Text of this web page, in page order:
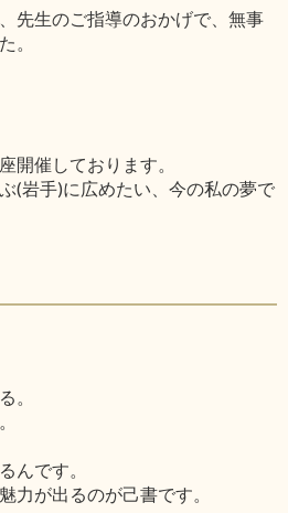
先生のご指導のおかげで、無事
。
開催しております。
(岩手)に広めたい、今の私の夢で
。
んです。
力が出るのが己書です。